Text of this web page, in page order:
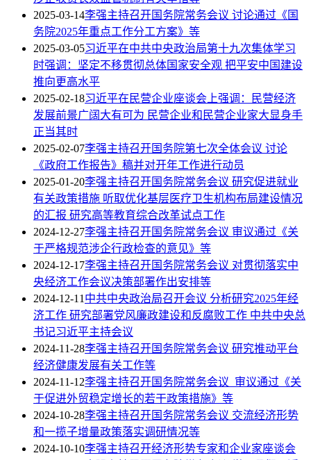
2025-03-14李强主持召开国务院常务会议 讨论通过《国
务院2025年重点工作分工方案》等
2025-03-05习近平在中共中央政治局第十九次集体学习
时强调：坚定不移贯彻总体国家安全观 把平安中国建设
推向更高水平
2025-02-18习近平在民营企业座谈会上强调：民营经济
发展前景广阔大有可为 民营企业和民营企业家大显身手
正当其时
2025-02-07李强主持召开国务院第七次全体会议 讨论
《政府工作报告》稿并对开年工作进行动员
2025-01-20李强主持召开国务院常务会议 研究促进就业
有关政策措施 听取优化基层医疗卫生机构布局建设情况
的汇报 研究高等教育综合改革试点工作
2024-12-27李强主持召开国务院常务会议 审议通过《关
于严格规范涉企行政检查的意见》等
2024-12-17李强主持召开国务院常务会议 对贯彻落实中
央经济工作会议决策部署作出安排等
2024-12-11中共中央政治局召开会议 分析研究2025年经
济工作 研究部署党风廉政建设和反腐败工作 中共中央总
书记习近平主持会议
2024-11-28李强主持召开国务院常务会议 研究推动平台
经济健康发展有关工作等
2024-11-12李强主持召开国务院常务会议 审议通过《关
于促进外贸稳定增长的若干政策措施》等
2024-10-28李强主持召开国务院常务会议 交流经济形势
和一揽子增量政策落实调研情况等
2024-10-10李强主持召开经济形势专家和企业家座谈会